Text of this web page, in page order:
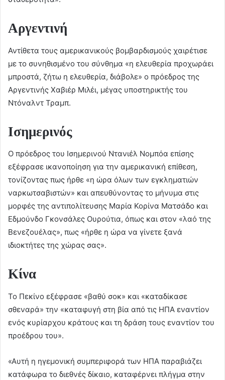
Αργεντινή
Αντίθετα τους αμερικανικούς βομβαρδισμούς χαιρέτισε
με το συνηθισμένο του σύνθημα «η ελευθερία προχωράει
μπροστά, ζήτω η ελευθερία, διάβολε» ο πρόεδρος της
Αργεντινής Χαβιέρ Μιλέι, μέγας υποστηρικτής του
Ντόναλντ Τραμπ.
Ισημερινός
Ο πρόεδρος του Ισημερινού Ντανιέλ Νομπόα επίσης
εξέφρασε ικανοποίηση για την αμερικανική επίθεση,
τονίζοντας πως ήρθε «η ώρα όλων των εγκληματιών
ναρκωτσαβιστών» και απευθύνοντας το μήνυμα στις
μορφές της αντιπολίτευσης Μαρία Κορίνα Ματσάδο και
Εδμούνδο Γκονσάλες Ουρούτια, όπως και στον «λαό της
Βενεζουέλας», πως «ήρθε η ώρα να γίνετε ξανά
ιδιοκτήτες της χώρας σας».
Κίνα
Το Πεκίνο εξέφρασε «βαθύ σοκ» και «καταδίκασε
σθεναρά» την «καταφυγή στη βία από τις ΗΠΑ εναντίον
ενός κυρίαρχου κράτους και τη δράση τους εναντίον του
προέδρου του».
«Αυτή η ηγεμονική συμπεριφορά των ΗΠΑ παραβιάζει
κατάφωρα το διεθνές δίκαιο, καταφέρνει πλήγμα στην